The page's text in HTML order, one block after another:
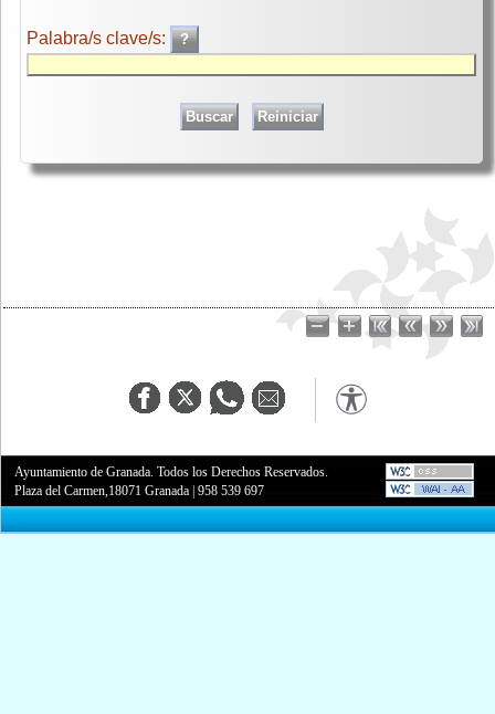
Palabra/s clave/s:
Ayuntamiento de Granada. Todos los Derechos Reservados.
Plaza del Carmen,18071 Granada |958 539 697